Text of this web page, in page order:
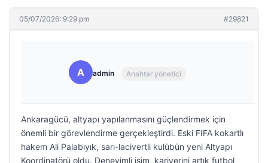
05/07/2026: 9:29 pm #29821
A admin Anahtar yönetici
Ankaragücü, altyapı yapılanmasını güçlendirmek için
önemli bir görevlendirme gerçekleştirdi. Eski FIFA kokartlı
hakem Ali Palabıyık, sarı-lacivertli kulübün yeni Altyapı
Koordinatörü oldu. Deneyimli isim, kariyerini artık futbol